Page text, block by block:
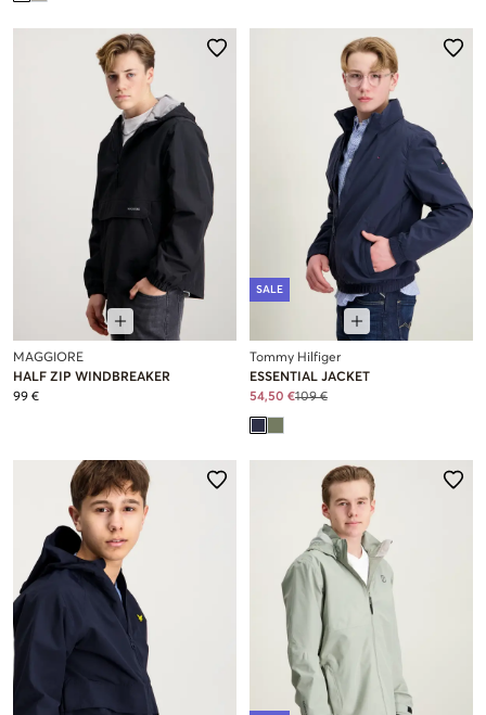
MAGGIORE
HALF ZIP WINDBREAKER
99 €
SALE
Tommy Hilfiger
ESSENTIAL JACKET
54,50 €109 €